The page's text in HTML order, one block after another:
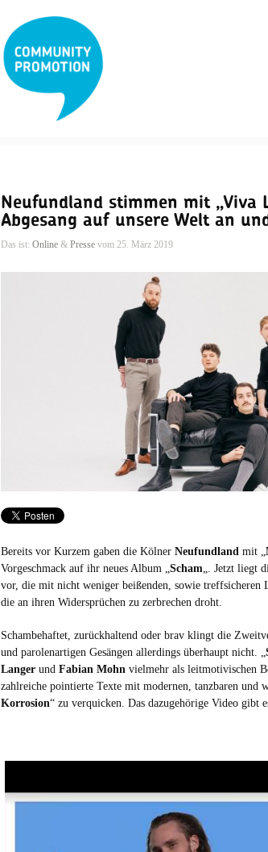
Neufundland stimmen mit „Viva
Abgesang auf unsere Welt an
Das ist: Online & Presse vom 25. März 2019
Bereits vor Kurzem gaben die Kölner Neufundland mit „
Vorgeschmack auf ihr neues Album „Scham„. Jetzt liegt
vor, die mit nicht weniger beißenden, sowie treffsicheren
die an ihren Widersprüchen zu zerbrechen droht.
Schambehaftet, zurückhaltend oder brav klingt die
und parolenartigen Gesängen allerdings überhaupt nicht. „
Langer und Fabian Mohn vielmehr als leitmotivischen
zahlreiche pointierte Texte mit modernen, tanzbaren und
Korrosion“ zu verquicken. Das dazugehörige Video gibt